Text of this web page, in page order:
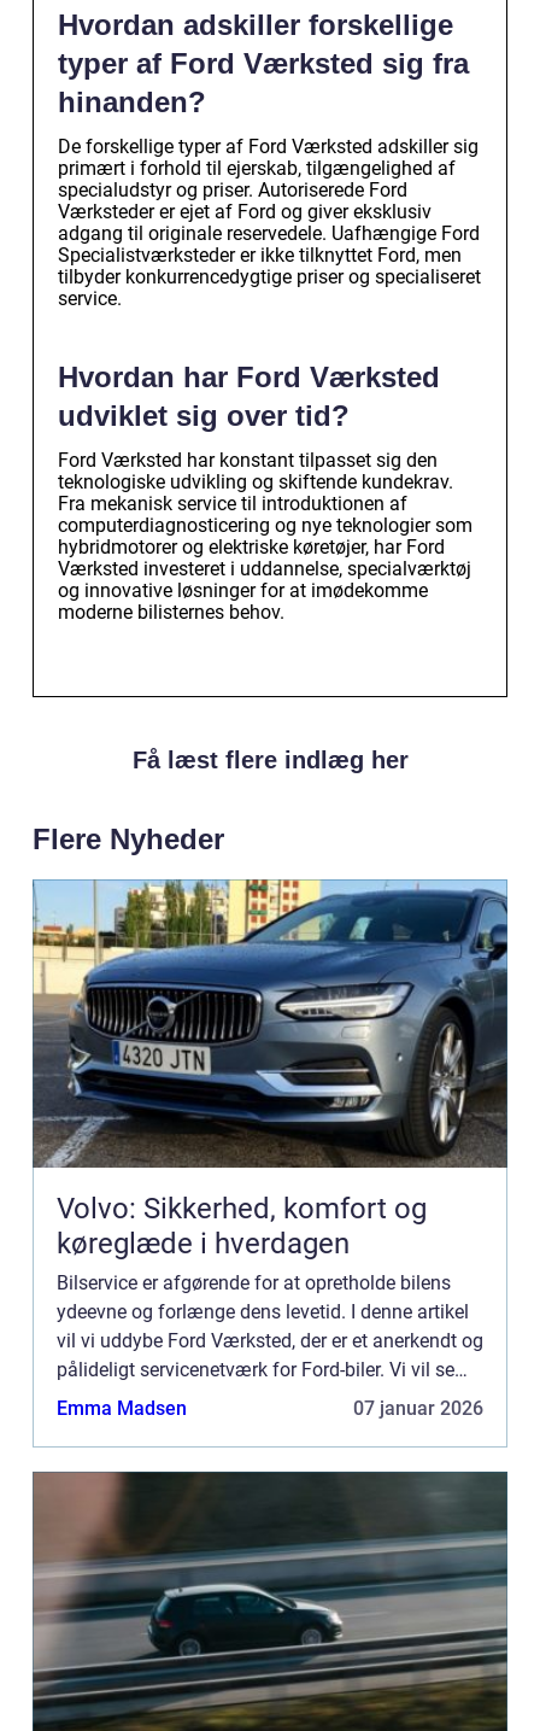
Hvordan adskiller forskellige
typer af Ford Værksted sig fra
hinanden?
De forskellige typer af Ford Værksted adskiller sig
primært i forhold til ejerskab, tilgængelighed af
specialudstyr og priser. Autoriserede Ford
Værksteder er ejet af Ford og giver eksklusiv
adgang til originale reservedele. Uafhængige Ford
Specialistværksteder er ikke tilknyttet Ford, men
tilbyder konkurrencedygtige priser og specialiseret
service.
Hvordan har Ford Værksted
udviklet sig over tid?
Ford Værksted har konstant tilpasset sig den
teknologiske udvikling og skiftende kundekrav.
Fra mekanisk service til introduktionen af
computerdiagnosticering og nye teknologier som
hybridmotorer og elektriske køretøjer, har Ford
Værksted investeret i uddannelse, specialværktøj
og innovative løsninger for at imødekomme
moderne bilisternes behov.
Få læst flere indlæg her
Flere Nyheder
Volvo: Sikkerhed, komfort og
køreglæde i hverdagen
Bilservice er afgørende for at opretholde bilens
ydeevne og forlænge dens levetid. I denne artikel
vil vi uddybe Ford Værksted, der er et anerkendt og
pålideligt servicenetværk for Ford-biler. Vi vil se
nærmere p&...
Emma Madsen 07 januar 2026